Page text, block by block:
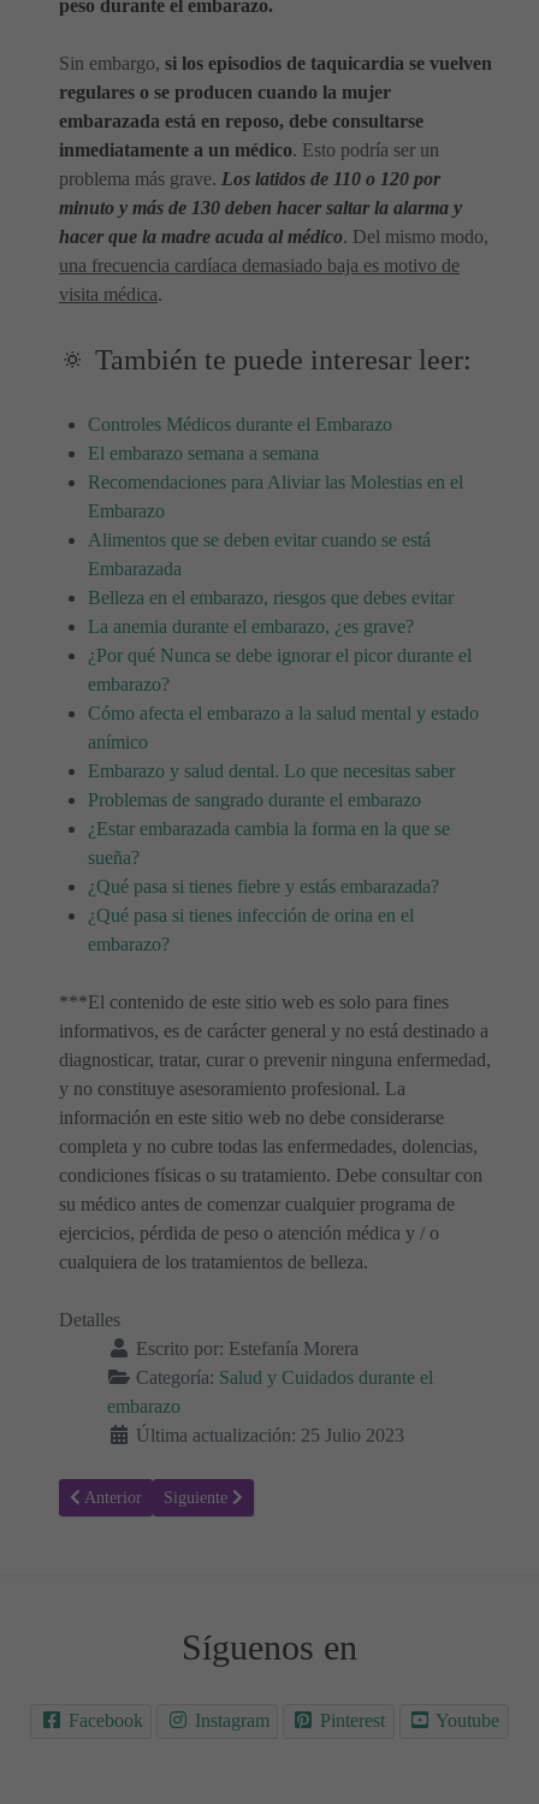
peso durante el embarazo.
Sin embargo, si los episodios de taquicardia se vuelven
regulares o se producen cuando la mujer
embarazada está en reposo, debe consultarse
inmediatamente a un médico. Esto podría ser un
problema más grave. Los latidos de 110 o 120 por
minuto y más de 130 deben hacer saltar la alarma y
hacer que la madre acuda al médico. Del mismo modo,
una frecuencia cardíaca demasiado baja es motivo de
visita médica.
🔅 También te puede interesar leer:
Controles Médicos durante el Embarazo
El embarazo semana a semana
Recomendaciones para Aliviar las Molestias en el
Embarazo
Alimentos que se deben evitar cuando se está
Embarazada
Belleza en el embarazo, riesgos que debes evitar
La anemia durante el embarazo, ¿es grave?
¿Por qué Nunca se debe ignorar el picor durante el
embarazo?
Cómo afecta el embarazo a la salud mental y estado
anímico
Embarazo y salud dental. Lo que necesitas saber
Problemas de sangrado durante el embarazo
¿Estar embarazada cambia la forma en la que se
sueña?
¿Qué pasa si tienes fiebre y estás embarazada?
¿Qué pasa si tienes infección de orina en el
embarazo?
***El contenido de este sitio web es solo para fines
informativos, es de carácter general y no está destinado a
diagnosticar, tratar, curar o prevenir ninguna enfermedad,
y no constituye asesoramiento profesional. La
información en este sitio web no debe considerarse
completa y no cubre todas las enfermedades, dolencias,
condiciones físicas o su tratamiento. Debe consultar con
su médico antes de comenzar cualquier programa de
ejercicios, pérdida de peso o atención médica y / o
cualquiera de los tratamientos de belleza.
Detalles
Escrito por: Estefanía Morera
Categoría: Salud y Cuidados durante el
embarazo
Última actualización: 25 Julio 2023
Artículo anterior: Beneficios de la vitamina E durante el embarazo
Anterior Artículo siguiente: ¿Se puede aumentar la
Siguiente
Síguenos en
Facebook Instagram Pinterest Youtube